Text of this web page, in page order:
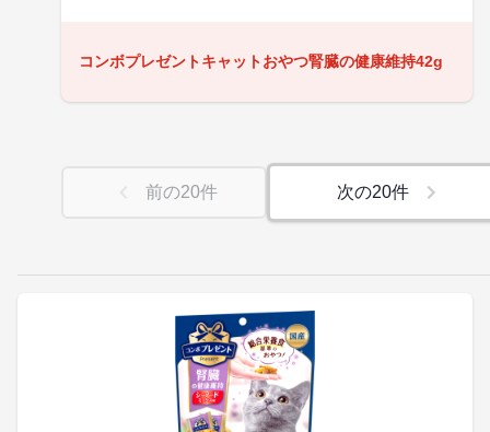
コンボプレゼントキャットおやつ腎臓の健康維持42g
前の20件 次の20件